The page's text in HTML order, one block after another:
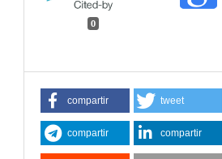
0
compartir tweet
compartir compartir